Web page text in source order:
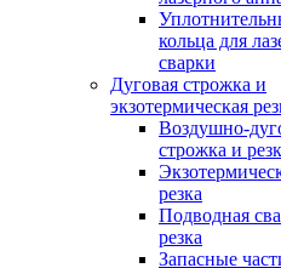
кольца для
сварки
Дуговая строжка и
экзотермическая
Воздушно-
строжка и
резка
Подводная
резка
Запасные